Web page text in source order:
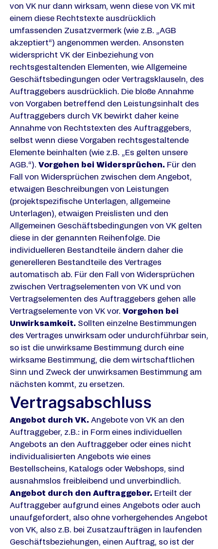
von VK nur dann wirksam, wenn diese von VK mit
einem diese Rechtstexte ausdrücklich
umfassenden Zusatzvermerk (wie z.B. „AGB
akzeptiert“) angenommen werden. Ansonsten
widerspricht VK der Einbeziehung von
rechtsgestaltenden Elementen, wie Allgemeine
Geschäftsbedingungen oder Vertragsklauseln, des
Auftraggebers ausdrücklich. Die bloße Annahme
von Vorgaben betreffend den Leistungsinhalt des
Auftraggebers durch VK bewirkt daher keine
Annahme von Rechtstexten des Auftraggebers,
selbst wenn diese Vorgaben rechtsgestaltende
Elemente beinhalten (wie z.B. „Es gelten unsere
AGB.“). Vorgehen bei Widersprüchen. Für den
Fall von Widersprüchen zwischen dem Angebot,
etwaigen Beschreibungen von Leistungen
(projektspezifische Unterlagen, allgemeine
Unterlagen), etwaigen Preislisten und den
Allgemeinen Geschäftsbedingungen von VK gelten
diese in der genannten Reihenfolge. Die
individuelleren Bestandteile ändern daher die
generelleren Bestandteile des Vertrages
automatisch ab. Für den Fall von Widersprüchen
zwischen Vertragselementen von VK und von
Vertragselementen des Auftraggebers gehen alle
Vertragselemente von VK vor. Vorgehen bei
Unwirksamkeit. Sollten einzelne Bestimmungen
des Vertrages unwirksam oder undurchführbar sein,
so ist die unwirksame Bestimmung durch eine
wirksame Bestimmung, die dem wirtschaftlichen
Sinn und Zweck der unwirksamen Bestimmung am
nächsten kommt, zu ersetzen.
Vertragsabschluss
Angebot durch VK. Angebote von VK an den
Auftraggeber, z.B.: in Form eines individuellen
Angebots an den Auftraggeber oder eines nicht
individualisierten Angebots wie eines
Bestellscheins, Katalogs oder Webshops, sind
ausnahmslos freibleibend und unverbindlich.
Angebot durch den Auftraggeber. Erteilt der
Auftraggeber aufgrund eines Angebots oder auch
unaufgefordert, also ohne vorhergehendes Angebot
von VK, also z.B. bei Zusatzaufträgen in laufenden
Geschäftsbeziehungen, einen Auftrag, so ist der